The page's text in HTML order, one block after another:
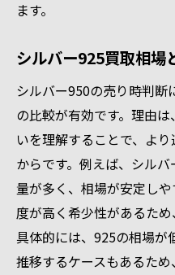
ます。
シルバー925買取相場
シルバー950の売り時判断
の比較が有効です。理由
いを理解することで、よ
からです。例えば、シル
量が多く、相場が安定し
度が高く希少性があるため
具体的には、925の相場が
推移するケースもあるた